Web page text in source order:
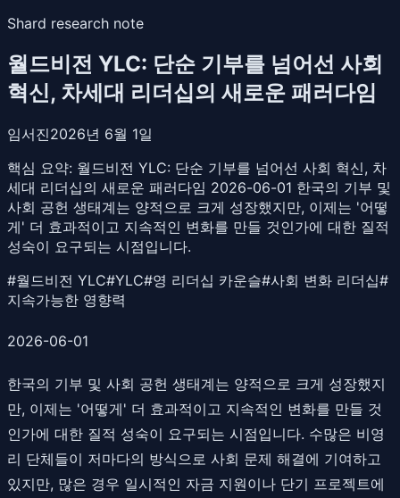
Shard research note
월드비전 YLC: 단순 기부를 넘어선 사회
혁신, 차세대 리더십의 새로운 패러다임
임서진2026년 6월 1일
핵심 요약: 월드비전 YLC: 단순 기부를 넘어선 사회 혁신, 차
세대 리더십의 새로운 패러다임 2026-06-01 한국의 기부 및
사회 공헌 생태계는 양적으로 크게 성장했지만, 이제는 '어떻
게' 더 효과적이고 지속적인 변화를 만들 것인가에 대한 질적
성숙이 요구되는 시점입니다.
#월드비전 YLC#YLC#영 리더십 카운슬#사회 변화 리더십#
지속가능한 영향력
2026-06-01
한국의 기부 및 사회 공헌 생태계는 양적으로 크게 성장했지
만, 이제는 '어떻게' 더 효과적이고 지속적인 변화를 만들 것
인가에 대한 질적 성숙이 요구되는 시점입니다. 수많은 비영
리 단체들이 저마다의 방식으로 사회 문제 해결에 기여하고
있지만, 많은 경우 일시적인 자금 지원이나 단기 프로젝트에